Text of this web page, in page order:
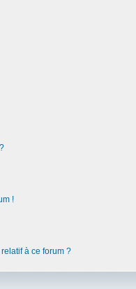
!
à ce forum ?